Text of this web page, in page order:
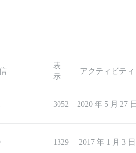
表
示
アクティビティ
3052 2020 年 5 月 27 日
1329 2017 年 1 月 3 日